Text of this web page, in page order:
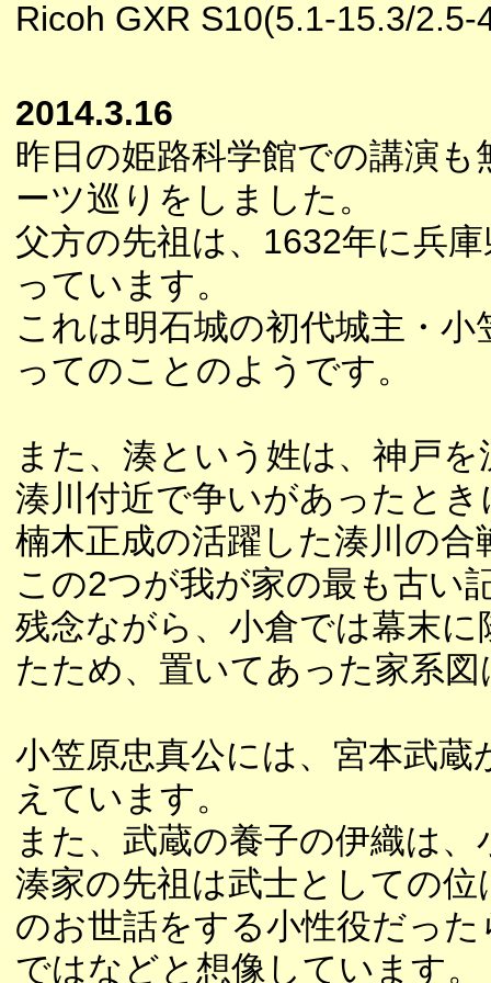
Ricoh GXR S10(5.1-15.3/2.5-
2014.3.16
昨日の姫路科学館での講演
ーツ巡りをしました。
父方の先祖は、1632年に兵
っています。
これは明石城の初代城主・
ってのことのようです。
また、湊という姓は、神戸
湊川付近で争いがあったと
楠木正成の活躍した湊川の
この2つが我が家の最も古い
残念ながら、小倉では幕末
たため、置いてあった家系
小笠原忠真公には、宮本武
えています。
また、武蔵の養子の伊織は
湊家の先祖は武士としての
のお世話をする小性役だっ
ではなどと想像しています。